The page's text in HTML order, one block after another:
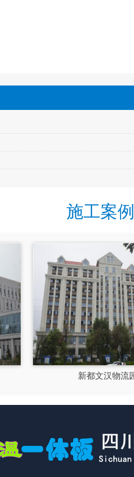
施工案例
大运会十陵街道风貌改造